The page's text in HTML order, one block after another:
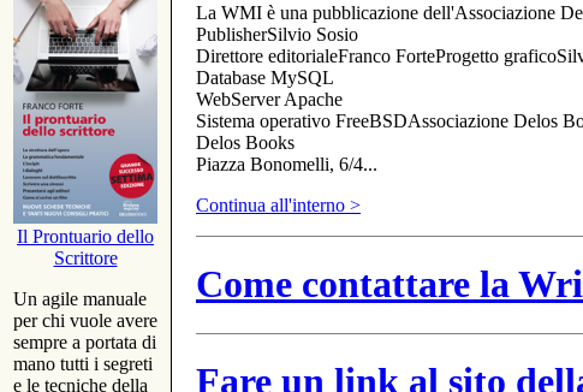
Il Prontuario dello
Scrittore
Un agile manuale
per chi vuole avere
sempre a portata di
mano tutti i segreti
e le tecniche della
La WMI è una pubblicazione dell'Associazione
PublisherSilvio Sosio
Direttore editorialeFranco ForteProgetto
Database MySQL
WebServer Apache
Sistema operativo FreeBSDAssociazione Delos
Delos Books
Piazza Bonomelli, 6/4...
Continua all'interno >
Come contattare la
Fare un link al sito